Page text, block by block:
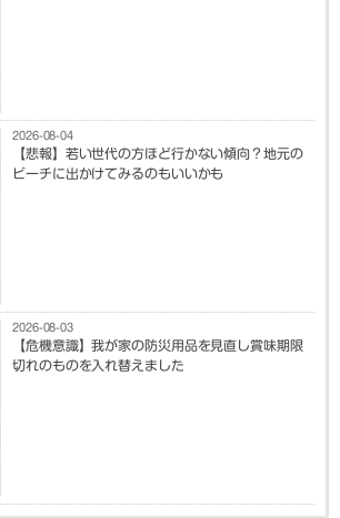
2026-08-04
【悲報】若い世代の方ほど行かない傾向？地元の
ビーチに出かけてみるのもいいかも
2026-08-03
【危機意識】我が家の防災用品を見直し賞味期限
切れのものを入れ替えました